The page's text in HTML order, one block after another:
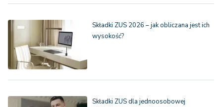
Składki ZUS 2026 – jak obliczana jest ich
wysokość?
Składki ZUS dla jednoosobowej